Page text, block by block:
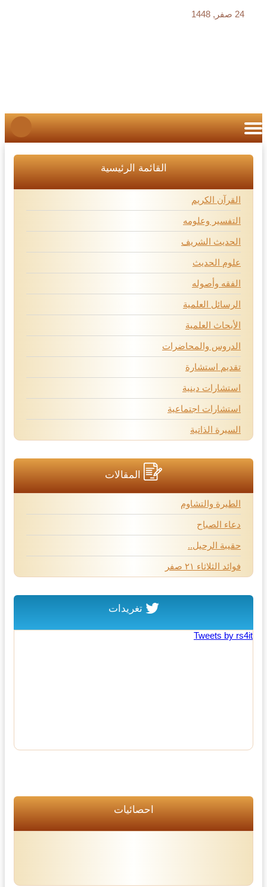
24 صفر, 1448
القائمة الرئيسية
القرآن الكريم
التفسير وعلومه
الحديث الشريف
علوم الحديث
الفقه وأصوله
الرسائل العلمية
الأبحاث العلمية
الدروس والمحاضرات
تقديم استشارة
استشارات دينية
استشارات اجتماعية
السيرة الذاتية
المقالات
الطيرة والتشاوم
دعاء الصباح
حقيبة الرحيل..
فوائد الثلاثاء ٢١ صفر
تغريدات
Tweets by rs4it
احصائيات